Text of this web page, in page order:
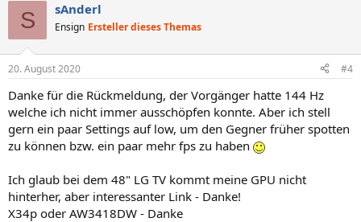
e
:
S sAnderl
Ensign Ersteller dieses Themas
20. August 2020 #4
Danke für die Rückmeldung, der Vorgänger hatte 144 Hz
welche ich nicht immer ausschöpfen konnte. Aber ich stell
gern ein paar Settings auf low, um den Gegner früher spotten
zu können bzw. ein paar mehr fps zu haben
Ich glaub bei dem 48" LG TV kommt meine GPU nicht
hinterher, aber interessanter Link - Danke!
X34p oder AW3418DW - Danke